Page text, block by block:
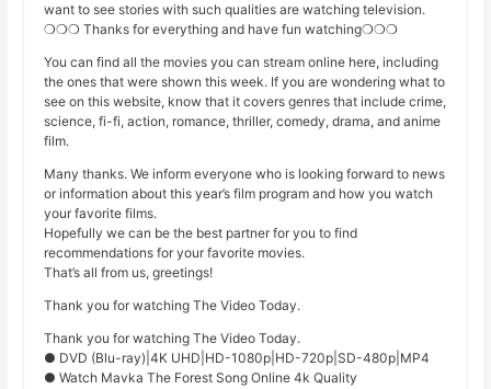
want to see stories with such qualities are watching television.
❍❍❍ Thanks for everything and have fun watching❍❍❍
You can find all the movies you can stream online here, including
the ones that were shown this week. If you are wondering what to
see on this website, know that it covers genres that include crime,
science, fi-fi, action, romance, thriller, comedy, drama, and anime
film.
Many thanks. We inform everyone who is looking forward to news
or information about this year’s film program and how you watch
your favorite films.
Hopefully we can be the best partner for you to find
recommendations for your favorite movies.
That’s all from us, greetings!
Thank you for watching The Video Today.
Thank you for watching The Video Today.
● DVD (Blu-ray)|4K UHD|HD-1080p|HD-720p|SD-480p|MP4
● Watch Mavka The Forest Song Online 4k Quality